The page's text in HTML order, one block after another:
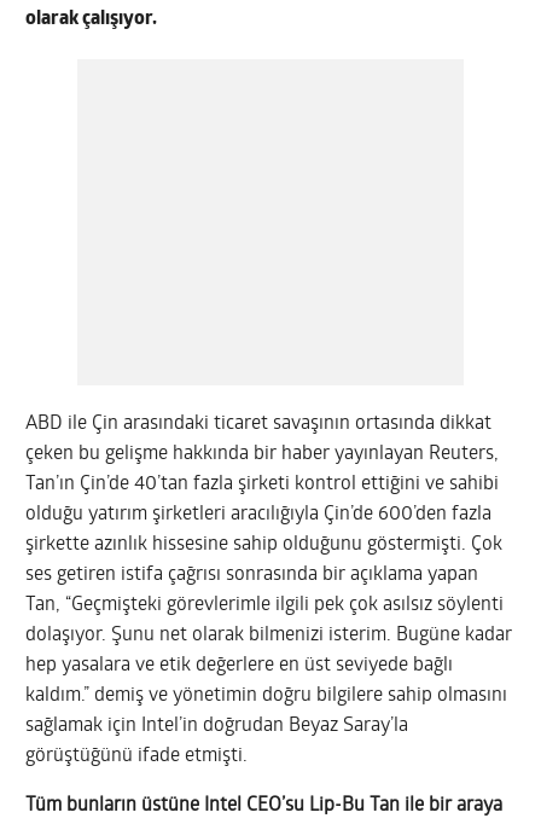
olarak çalışıyor.
ABD ile Çin arasındaki ticaret savaşının ortasında dikkat
çeken bu gelişme hakkında bir haber yayınlayan Reuters,
Tan’ın Çin’de 40’tan fazla şirketi kontrol ettiğini ve sahibi
olduğu yatırım şirketleri aracılığıyla Çin’de 600’den fazla
şirkette azınlık hissesine sahip olduğunu göstermişti. Çok
ses getiren istifa çağrısı sonrasında bir açıklama yapan
Tan, “Geçmişteki görevlerimle ilgili pek çok asılsız söylenti
dolaşıyor. Şunu net olarak bilmenizi isterim. Bugüne kadar
hep yasalara ve etik değerlere en üst seviyede bağlı
kaldım.” demiş ve yönetimin doğru bilgilere sahip olmasını
sağlamak için Intel’in doğrudan Beyaz Saray’la
görüştüğünü ifade etmişti.
Tüm bunların üstüne Intel CEO’su Lip-Bu Tan ile bir araya